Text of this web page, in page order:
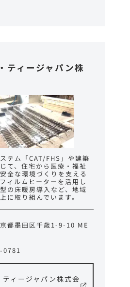
ティージャパン株
テム「CAT/FHS」や建築
て、住宅から医療・福祉
全な環境づくりを支える
ィルムヒーターを活用し
の床暖房導入など、地域
に取り組んでいます。
都墨田区千歳1-9-10 ME
0781
ティージャパン株式会